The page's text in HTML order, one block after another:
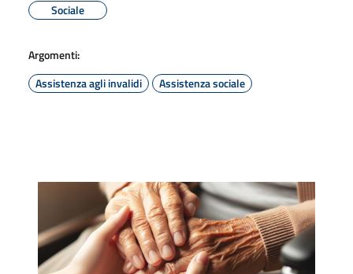
Sociale
Argomenti:
Assistenza agli invalidi
Assistenza sociale